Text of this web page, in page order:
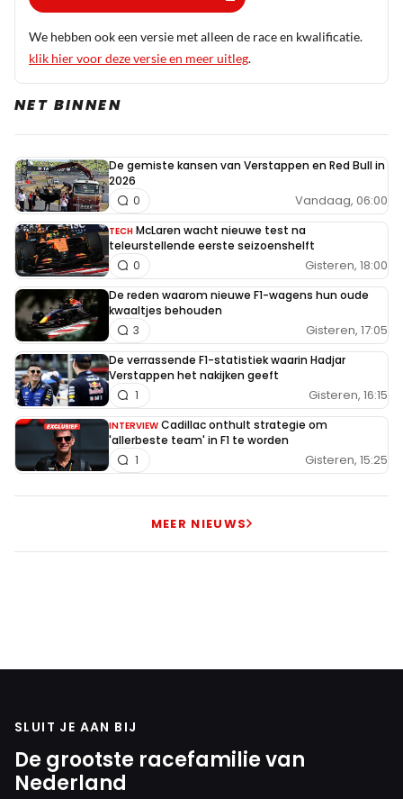
We hebben ook een versie met alleen de race en kwalificatie.
klik hier voor deze versie en meer uitleg.
NET BINNEN
De gemiste kansen van Verstappen en Red Bull in
2026
Vandaag, 06:00
0
TECH McLaren wacht nieuwe test na
teleurstellende eerste seizoenshelft
Gisteren, 18:00
0
De reden waarom nieuwe F1-wagens hun oude
kwaaltjes behouden
Gisteren, 17:05
3
De verrassende F1-statistiek waarin Hadjar
Verstappen het nakijken geeft
Gisteren, 16:15
1
INTERVIEW Cadillac onthult strategie om
'allerbeste team' in F1 te worden
Gisteren, 15:25
1
MEER NIEUWS
SLUIT JE AAN BIJ
De grootste racefamilie van
Nederland